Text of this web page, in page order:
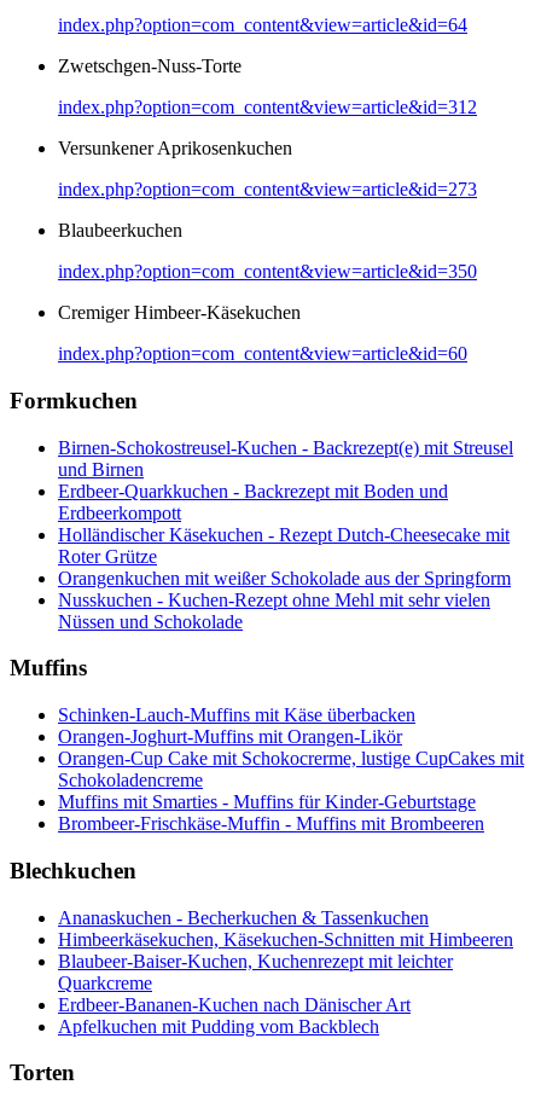
index.php?option=com_content&view=article&id=64
Zwetschgen-Nuss-Torte
index.php?option=com_content&view=article&id=312
Versunkener Aprikosenkuchen
index.php?option=com_content&view=article&id=273
Blaubeerkuchen
index.php?option=com_content&view=article&id=350
Cremiger Himbeer-Käsekuchen
index.php?option=com_content&view=article&id=60
Formkuchen
Birnen-Schokostreusel-Kuchen - Backrezept(e) mit Streusel
und Birnen
Erdbeer-Quarkkuchen - Backrezept mit Boden und
Erdbeerkompott
Holländischer Käsekuchen - Rezept Dutch-Cheesecake mit
Roter Grütze
Orangenkuchen mit weißer Schokolade aus der Springform
Nusskuchen - Kuchen-Rezept ohne Mehl mit sehr vielen
Nüssen und Schokolade
Muffins
Schinken-Lauch-Muffins mit Käse überbacken
Orangen-Joghurt-Muffins mit Orangen-Likör
Orangen-Cup Cake mit Schokocrerme, lustige CupCakes mit
Schokoladencreme
Muffins mit Smarties - Muffins für Kinder-Geburtstage
Brombeer-Frischkäse-Muffin - Muffins mit Brombeeren
Blechkuchen
Ananaskuchen - Becherkuchen & Tassenkuchen
Himbeerkäsekuchen, Käsekuchen-Schnitten mit Himbeeren
Blaubeer-Baiser-Kuchen, Kuchenrezept mit leichter
Quarkcreme
Erdbeer-Bananen-Kuchen nach Dänischer Art
Apfelkuchen mit Pudding vom Backblech
Torten